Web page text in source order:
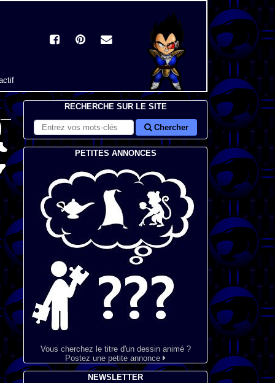
RECHERCHE SUR LE SITE
Chercher
PETITES ANNONCES
Vous cherchez le titre d'un dessin animé ?
Postez une petite annonce
NEWSLETTER